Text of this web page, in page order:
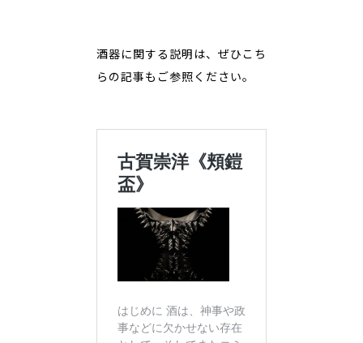
酒器に関する説明は、ぜひこち
らの記事もご参照ください。